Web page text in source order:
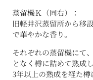
蒸留機Ｋ（同右）：
旧軽井沢蒸留所から移
で華やかな香り。
それぞれの蒸留機にて
となく樽に詰めて熟成し
3年以上の熟成を経た